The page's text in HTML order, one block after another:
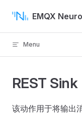
Skip to content
EMQX
Menu
REST Sink
该动作用于将输出